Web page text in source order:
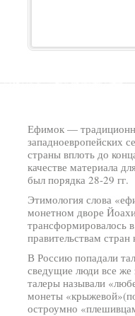
Ефимок —
западноевропейских
страны вплоть до
качестве материала
был порядка 28-29 гг.
Этимология слова
монетном дворе
трансформировалось
правительствам
В Россию попадали
сведущие люди все же
талеры называли
монеты
остроумно